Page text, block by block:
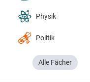
Physik
Politik
Alle Fächer